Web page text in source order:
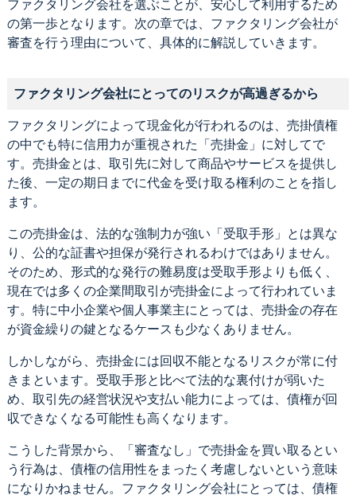
ファクタリング会社を選ぶことが、安心して利用するため
の第一歩となります。次の章では、ファクタリング会社が
審査を行う理由について、具体的に解説していきます。
ファクタリング会社にとってのリスクが高過ぎるから
ファクタリングによって現金化が行われるのは、売掛債権
の中でも特に信用力が重視された「売掛金」に対してで
す。売掛金とは、取引先に対して商品やサービスを提供し
た後、一定の期日までに代金を受け取る権利のことを指し
ます。
この売掛金は、法的な強制力が強い「受取手形」とは異な
り、公的な証書や担保が発行されるわけではありません。
そのため、形式的な発行の難易度は受取手形よりも低く、
現在では多くの企業間取引が売掛金によって行われていま
す。特に中小企業や個人事業主にとっては、売掛金の存在
が資金繰りの鍵となるケースも少なくありません。
しかしながら、売掛金には回収不能となるリスクが常に付
きまといます。受取手形と比べて法的な裏付けが弱いた
め、取引先の経営状況や支払い能力によっては、債権が回
収できなくなる可能性も高くなります。
こうした背景から、「審査なし」で売掛金を買い取るとい
う行為は、債権の信用性をまったく考慮しないという意味
になりかねません。ファクタリング会社にとっては、債権